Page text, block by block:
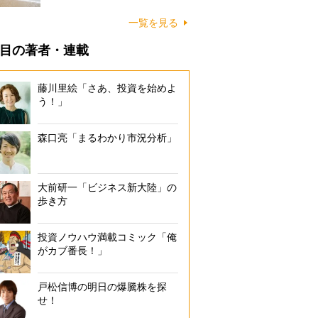
一覧を見る
の著者・連載
藤川里絵「さあ、投資を始めよ
う！」
森口亮「まるわかり市況分析」
大前研一「ビジネス新大陸」の
歩き方
投資ノウハウ満載コミック「俺
がカブ番長！」
戸松信博の明日の爆騰株を探
せ！